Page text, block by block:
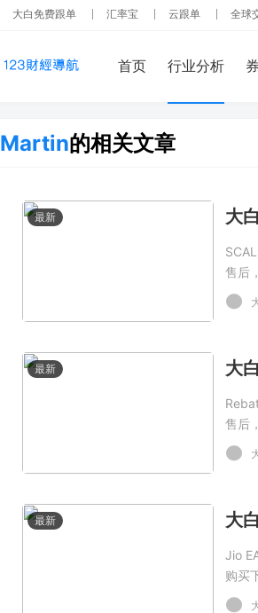
大白免费跟单 汇率宝 云跟单 全球
首页 行业分析
Martin的相关文章
最新
售后
最新
售后
最新
Jio
购买